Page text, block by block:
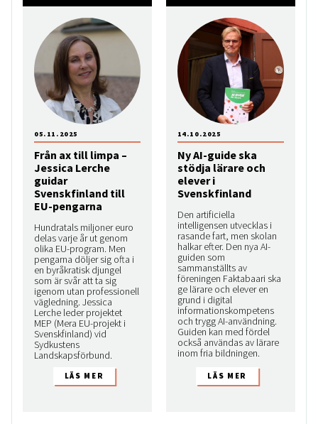
Från ax till limpa –
Jessica Lerche
guidar
Svenskfinland till
EU-pengarna
Hundratals miljoner euro
delas varje år ut genom
olika EU-program. Men
pengarna döljer sig ofta i
en byråkratisk djungel
som är svår att ta sig
igenom utan professionell
vägledning. Jessica
Lerche leder projektet
MEP (Mera EU-projekt i
Svenskfinland) vid
Sydkustens
Landskapsförbund.
05.11.2025
Ny AI-guide ska
stödja lärare och
elever i
Svenskfinland
Den artificiella
intelligensen utvecklas i
rasande fart, men skolan
halkar efter. Den nya AI-
guiden som
sammanställts av
föreningen Faktabaari ska
ge lärare och elever en
grund i digital
informationskompetens
och trygg AI-användning.
Guiden kan med fördel
också användas av lärare
inom fria bildningen.
14.10.2025